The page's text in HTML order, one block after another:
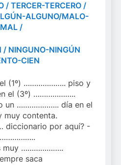
/ TERCER-TERCERO /
ALGUNO/MALO-
MAL /
/ NINGUNO-NINGÚN
CIEN
el (1º) ……………….. piso y
el (3º) ………………..
un ……………….. día en el
muy contenta.
por aquí? -
muy ………………..
saca